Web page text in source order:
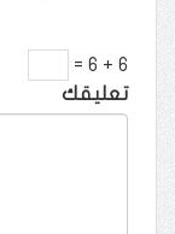
6 + 6 =
تعليقك